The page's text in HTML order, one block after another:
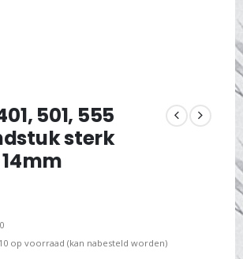
501, 555
sterk
10 op voorraad (kan nabesteld worden)